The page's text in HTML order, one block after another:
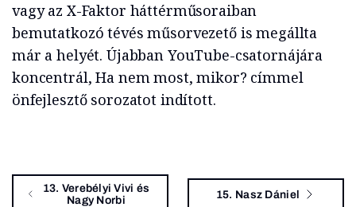
vagy az X-Faktor háttérműsoraiban
bemutatkozó tévés műsorvezető is megállta
már a helyét. Újabban YouTube-csatornájára
koncentrál, Ha nem most, mikor? címmel
önfejlesztő sorozatot indított.
13. Verebélyi Vivi és
Nagy Norbi
15. Nasz Dániel